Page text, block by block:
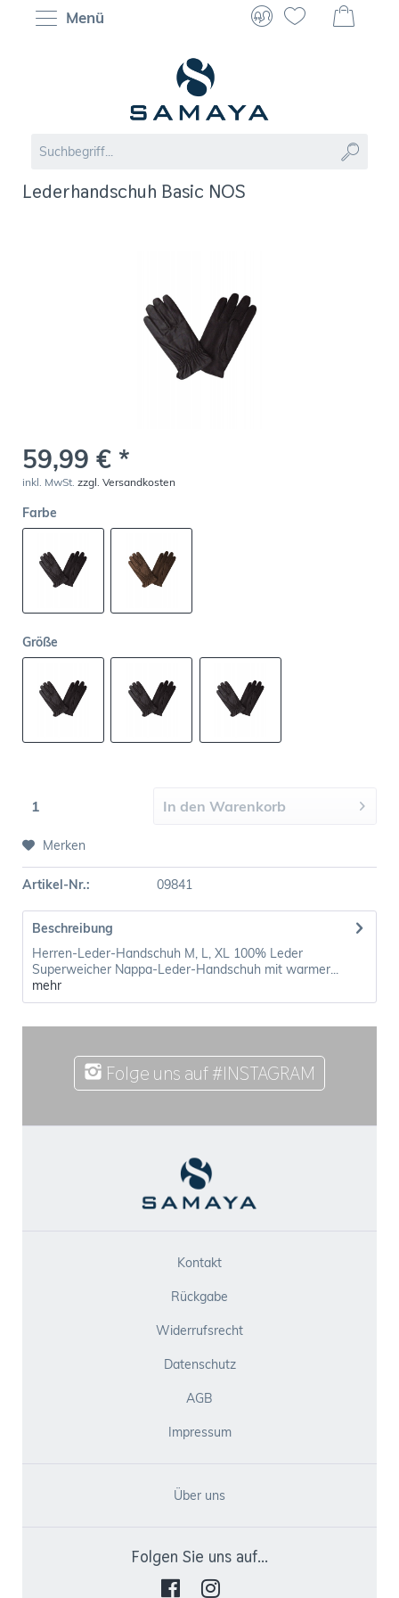
Menü
Lederhandschuh Basic NOS
59,99 € *
inkl. MwSt. zzgl. Versandkosten
Farbe
Größe
In den Warenkorb
Merken
Artikel-Nr.: 09841
Beschreibung
Herren-Leder-Handschuh M, L, XL 100% Leder
Superweicher Nappa-Leder-Handschuh mit warmer...
mehr
Folge uns auf #INSTAGRAM
Kontakt
Rückgabe
Widerrufsrecht
Datenschutz
AGB
Impressum
Über uns
Folgen Sie uns auf...